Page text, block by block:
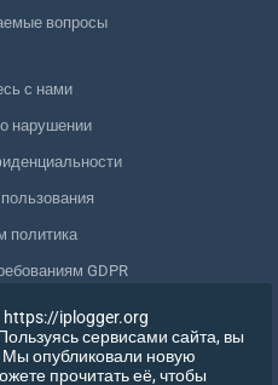
вопросы
с нами
нарушении
политика
GDPR
данные
согласие
https://iplogger.org
сервисами сайта, вы
опубликовали новую
прочитать её, чтобы